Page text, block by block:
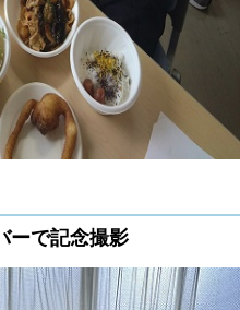
ーで記念撮影